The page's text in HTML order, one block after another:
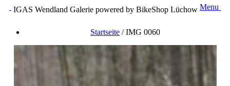
IGAS Wendland Galerie powered by BikeShop Lüchow Menu
Startseite /IMG 0060